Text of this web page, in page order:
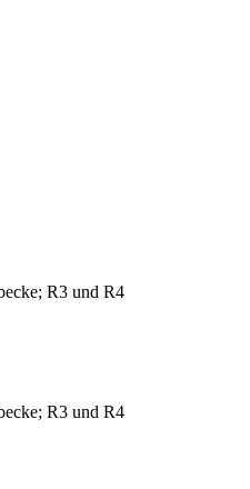
R3 und R4
R3 und R4